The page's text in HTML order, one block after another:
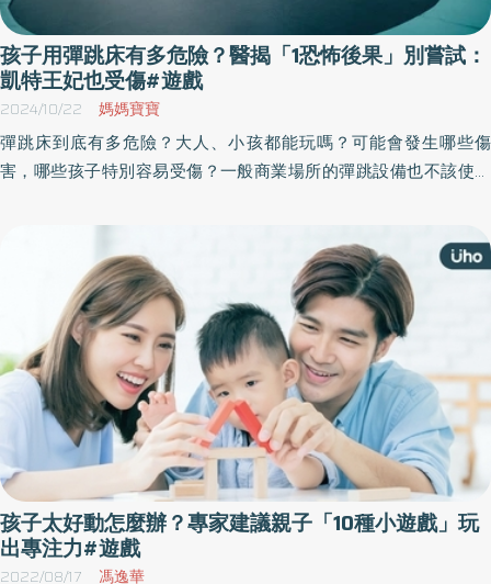
孩子用彈跳床有多危險？醫揭「1恐怖後果」別嘗試：
凱特王妃也受傷#遊戲
2024/10/22 媽媽寶寶
彈跳床到底有多危險？大人、小孩都能玩嗎？可能會發生哪些傷
害，哪些孩子特別容易受傷？一般商業場所的彈跳設備也不該使用
網》特選此篇，急診科醫師告訴你，使用彈跳床該注意的事項，連
凱特王妃都曾經因此而受傷。
孩子太好動怎麼辦？專家建議親子「10種小遊戲」玩
出專注力#遊戲
2022/08/17 馮逸華